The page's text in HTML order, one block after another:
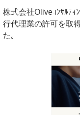
株式会社Oliveｺﾝｻﾙﾃｨ
行代理業の許可を取
た｡